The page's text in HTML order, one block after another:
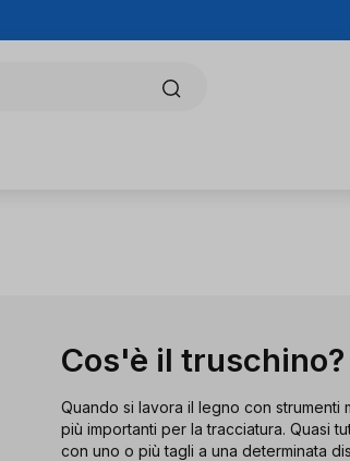
Cos'è il truschino?
Quando si lavora il legno con strumenti
più importanti per la tracciatura. Quasi
con uno o più tagli a una determinata